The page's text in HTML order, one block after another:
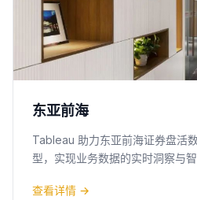
东亚前海
Tableau 助力东亚前海证券盘活
型，实现业务数据的实时洞察与智
查看详情 →